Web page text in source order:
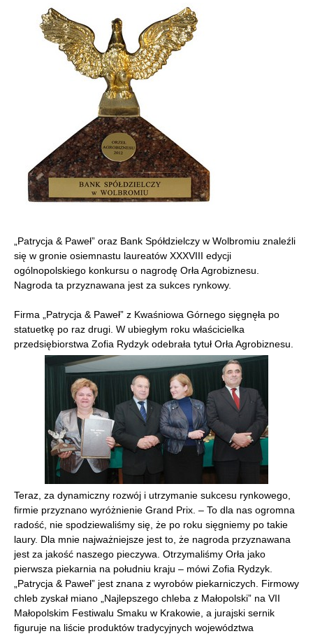
„Patrycja & Paweł” oraz Bank Spółdzielczy w Wolbromiu znaleźli
się w gronie osiemnastu laureatów XXXVIII edycji
ogólnopolskiego konkursu o nagrodę Orła Agrobiznesu.
Nagroda ta przyznawana jest za sukces rynkowy.
Firma „Patrycja & Paweł” z Kwaśniowa Górnego sięgnęła po
statuetkę po raz drugi. W ubiegłym roku właścicielka
przedsiębiorstwa Zofia Rydzyk odebrała tytuł Orła Agrobiznesu.
Teraz, za dynamiczny rozwój i utrzymanie sukcesu rynkowego,
firmie przyznano wyróżnienie Grand Prix. – To dla nas ogromna
radość, nie spodziewaliśmy się, że po roku sięgniemy po takie
laury. Dla mnie najważniejsze jest to, że nagroda przyznawana
jest za jakość naszego pieczywa. Otrzymaliśmy Orła jako
pierwsza piekarnia na południu kraju – mówi Zofia Rydzyk.
„Patrycja & Paweł” jest znana z wyrobów piekarniczych. Firmowy
chleb zyskał miano „Najlepszego chleba z Małopolski” na VII
Małopolskim Festiwalu Smaku w Krakowie, a jurajski sernik
figuruje na liście produktów tradycyjnych województwa